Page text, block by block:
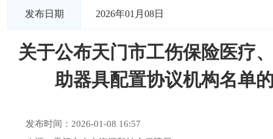
发布日期 2026年01月08日
关于公布天门市工伤保险医疗
助器具配置协议机构名单
发布时间：2026-01-08 16:57